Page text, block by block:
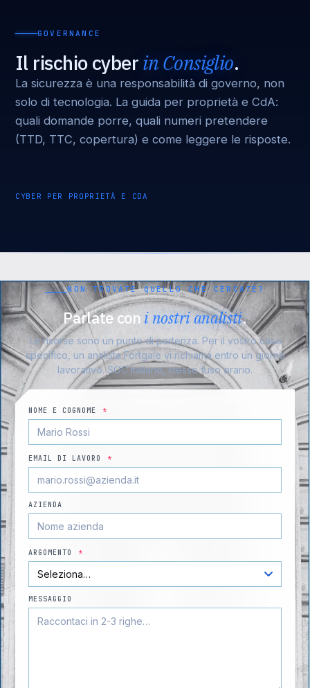
GOVERNANCE
Il rischio cyberin Consiglio.
La sicurezza è una responsabilità di governo, non
solo di tecnologia. La guida per proprietà e CdA:
quali domande porre, quali numeri pretendere
(TTD, TTC, copertura) e come leggere le risposte.
CYBER PER PROPRIETÀ E CDA
NON TROVATE QUELLO CHE CERCATE?
Parlate con i nostri analisti.
Le risorse sono un punto di partenza. Per il vostro caso
specifico, un analista Fortgale vi richiama entro un giorno
lavorativo. SOC italiano, stesso fuso orario.
NOME E COGNOME *
EMAIL DI LAVORO *
AZIENDA
ARGOMENTO *
MESSAGGIO